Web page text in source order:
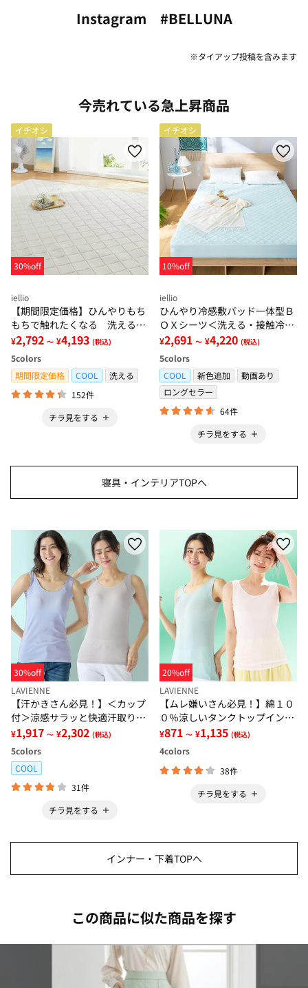
Instagram #BELLUNA
※タイアップ投稿を含みます
今売れている急上昇商品
イチオシ
30%off
iellio
【期間限定価格】ひんやりもち
もちで触れたくなる 洗えるラ
グ＜低反発・滑りにくい・接触
冷感・防ダニ・カーペット＞
¥2,792 ～ ¥4,193 (税込)
5colors
期間限定価格
COOL
洗える
152件
チラ見をする
イチオシ
10%off
iellio
ひんやり冷感敷パッド一体型Ｂ
ＯＸシーツ＜洗える・接触冷
感・抗菌防臭・時短・家事楽・
ボックスシーツ・寝苦しさ対策
＞
¥2,691 ～ ¥4,220 (税込)
5colors
COOL
新色追加
動画あり
ロングセラー
64件
チラ見をする
寝具・インテリアTOPへ
30%off
LAVIENNE
【汗かきさん必見！】＜カップ
付＞涼感サラッと快適汗取りタ
ンクトップインナー＜さらりラ
ボ＞
¥1,917 ～ ¥2,302 (税込)
5colors
COOL
31件
チラ見をする
20%off
LAVIENNE
【ムレ嫌いさん必見！】綿１０
０％涼しいタンクトップインナ
ー＜さらりラボ＞
¥871 ～ ¥1,135 (税込)
4colors
38件
チラ見をする
インナー・下着TOPへ
この商品に似た商品を探す